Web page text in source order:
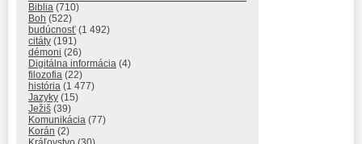
Biblia (710)
Boh (522)
budúcnosť (1 492)
citáty (191)
démoni (26)
Digitálna informácia (4)
filozofia (22)
história (1 477)
Jazyky (15)
Ježiš (39)
Komunikácia (77)
Korán (2)